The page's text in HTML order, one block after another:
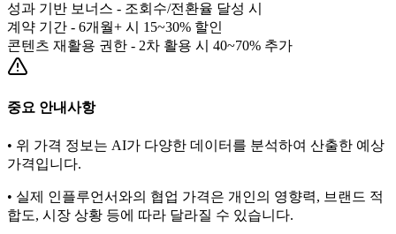
성과 기반 보너스 - 조회수/전환율 달성 시
계약 기간 - 6개월+ 시 15~30% 할인
콘텐츠 재활용 권한 - 2차 활용 시 40~70% 추가
중요 안내사항
• 위 가격 정보는 AI가 다양한 데이터를 분석하여 산출한 예상
가격입니다.
• 실제 인플루언서와의 협업 가격은 개인의 영향력, 브랜드 적
합도, 시장 상황 등에 따라 달라질 수 있습니다.